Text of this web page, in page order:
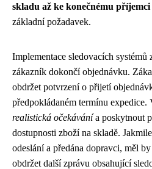
skladu až ke konečnému příjemci
základní požadavek.
Implementace sledovacích
zákazník dokončí objednávku.
obdržet potvrzení o přijetí
předpokládaném termínu
realistická očekávánía poskytnout
dostupnosti zboží na skladě.
odeslání a předána dopravci, měl
obdržet další zprávu obsahující